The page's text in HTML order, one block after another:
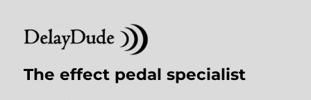
The effect pedal specialist